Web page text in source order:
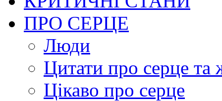
ПРО СЕРЦЕ
Люди
Цитати про серце та
Цікаво про серце